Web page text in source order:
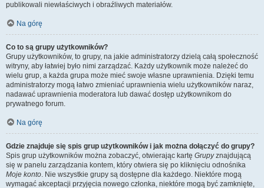
publikowali niewłaściwych i obraźliwych materiałów.
Na górę
Co to są grupy użytkowników?
Grupy użytkowników, to grupy, na jakie administratorzy dzielą całą społeczność
witryny, aby łatwiej było nimi zarządzać. Każdy użytkownik może należeć do
wielu grup, a każda grupa może mieć swoje własne uprawnienia. Dzięki temu
administratorzy mogą łatwo zmieniać uprawnienia wielu użytkowników naraz,
nadawać uprawnienia moderatora lub dawać dostęp użytkownikom do
prywatnego forum.
Na górę
Gdzie znajduje się spis grup użytkowników i jak można dołączyć do grupy?
Spis grup użytkowników można zobaczyć, otwierając kartę Grupyznajdującą
się w panelu zarządzania kontem, który otwiera się po kliknięciu odnośnika
Moje konto. Nie wszystkie grupy są dostępne dla każdego. Niektóre mogą
wymagać akceptacji przyjęcia nowego członka, niektóre mogą być zamknięte,